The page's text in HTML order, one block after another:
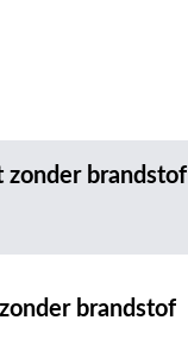
zonder brandstof
brandstof